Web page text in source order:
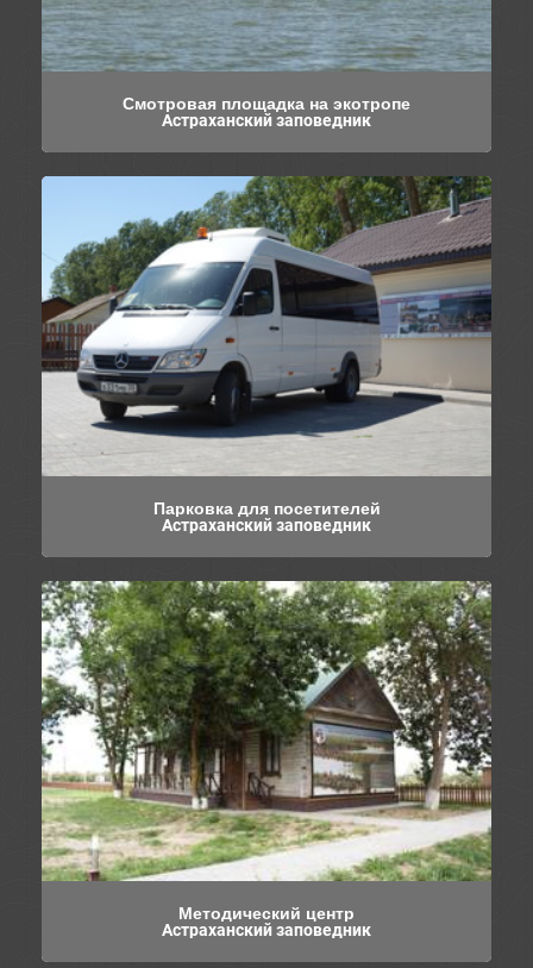
Смотровая площадка на экотропе
Астраханский заповедник
Парковка для посетителей
Астраханский заповедник
Методический центр
Астраханский заповедник